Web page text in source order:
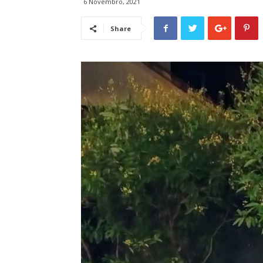
Share